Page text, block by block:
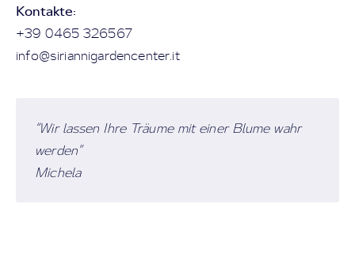
Kontakte:
+39 0465 326567
info@siriannigardencenter.it
“Wir lassen Ihre Träume mit einer Blume wahr
werden”
Michela